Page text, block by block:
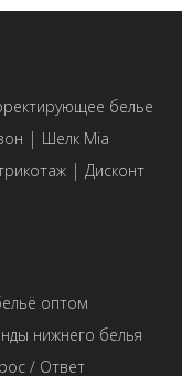
белье
Шелк Mia
Дисконт
оптом
нижнего белья
/ Ответ